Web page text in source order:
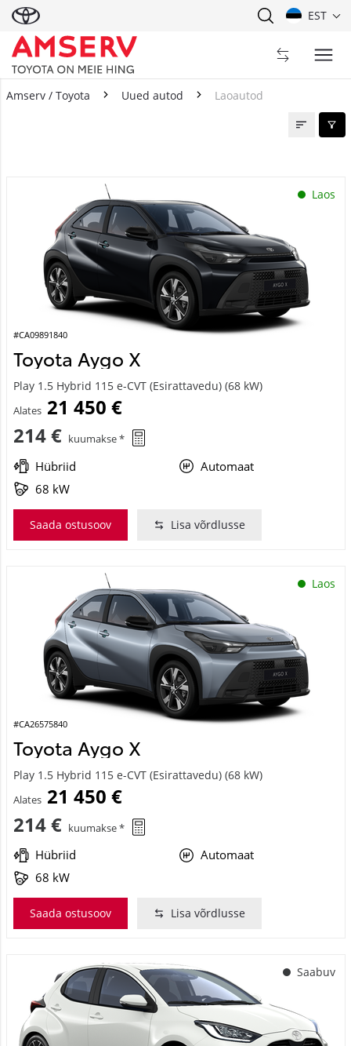
EST
Amserv / Toyota Uued autod Laoautod
Laos
#CA09891840
Toyota Aygo X
Play 1.5 Hybrid 115 e-CVT (Esirattavedu) (68 kW)
Alates 21 450 €
214 € kuumakse *
Hübriid
Automaat
68 kW
Saada ostusoov Lisa võrdlusse
Laos
#CA26575840
Toyota Aygo X
Play 1.5 Hybrid 115 e-CVT (Esirattavedu) (68 kW)
Alates 21 450 €
214 € kuumakse *
Hübriid
Automaat
68 kW
Saada ostusoov Lisa võrdlusse
Saabuv